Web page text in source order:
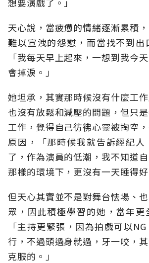
天心說，當疲憊的情緒逐漸累積
難以宣洩的怨懟，而當找不到出
「我每天早上起來，一想到我今
會掉淚。」
她坦承，其實那時候沒有什麼工
也沒有放鬆和減壓的問題，但只
工作，覺得自己彷彿心靈被掏空
原因，「那時候我就告訴經紀人
了，作為演員的低潮，我不知道
那樣的環境下，更沒有一天睡得好
但天心其實並不是對舞台怯場、
眾，因此積極學習的她，當年更
「主持更緊張，因為拍戲可以
行，不過頭過身就過，牙一咬，
克服的。」